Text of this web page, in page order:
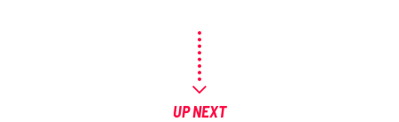
UP NEXT